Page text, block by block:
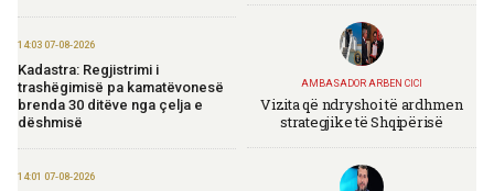
14:03 07-08-2026
Kadastra: Regjistrimi i
trashëgimisë pa kamatëvonesë
brenda 30 ditëve nga çelja e
dëshmisë
14:01 07-08-2026
AMBASADOR ARBEN CICI
Vizita që ndryshoi të ardhmen
strategjike të Shqipërisë